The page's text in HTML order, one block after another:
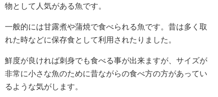
物として人気がある魚です。
一般的には甘露煮や蒲焼で食べられる魚です。昔は多く取
れた時などに保存食として利用されたりました。
鮮度が良ければ刺身でも食べる事が出来ますが、サイズが
非常に小さな魚のために昔ながらの食べ方の方があってい
るような気がします。